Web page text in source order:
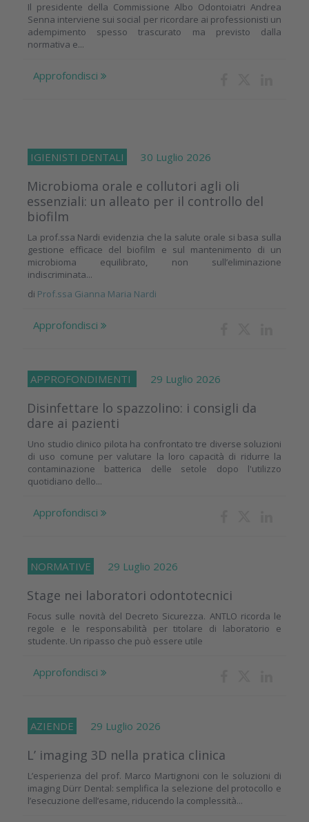
Il presidente della Commissione Albo Odontoiatri Andrea
Senna interviene sui social per ricordare ai professionisti un
adempimento spesso trascurato ma previsto dalla
normativa e...
Approfondisci
IGIENISTI DENTALI 30 Luglio 2026
Microbioma orale e collutori agli oli
essenziali: un alleato per il controllo del
biofilm
La prof.ssa Nardi evidenzia che la salute orale si basa sulla
gestione efficace del biofilm e sul mantenimento di un
microbioma equilibrato, non sull’eliminazione
indiscriminata...
di Prof.ssa Gianna Maria Nardi
Approfondisci
APPROFONDIMENTI 29 Luglio 2026
Disinfettare lo spazzolino: i consigli da
dare ai pazienti
Uno studio clinico pilota ha confrontato tre diverse soluzioni
di uso comune per valutare la loro capacità di ridurre la
contaminazione batterica delle setole dopo l'utilizzo
quotidiano dello...
Approfondisci
NORMATIVE 29 Luglio 2026
Stage nei laboratori odontotecnici
Focus sulle novità del Decreto Sicurezza. ANTLO ricorda le
regole e le responsabilità per titolare di laboratorio e
studente. Un ripasso che può essere utile
Approfondisci
AZIENDE 29 Luglio 2026
L’ imaging 3D nella pratica clinica
L’esperienza del prof. Marco Martignoni con le soluzioni di
imaging Dürr Dental: semplifica la selezione del protocollo e
l’esecuzione dell’esame, riducendo la complessità...